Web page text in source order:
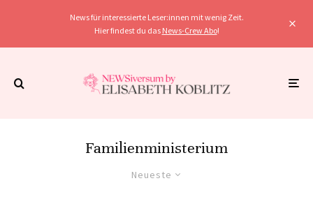
News für interessierte Leser:innen mit wenig Zeit.
Hier findest du das News-Crew Abo!
Familienministerium
Neueste